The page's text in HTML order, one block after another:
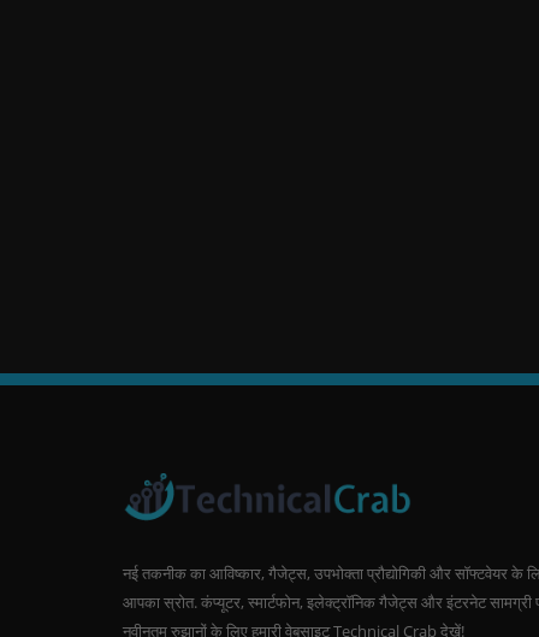
नई तकनीक का आविष्कार, गैजेट्स, उपभोक्ता प्रौद्योगिकी और सॉफ्टवेयर के
आपका स्रोत. कंप्यूटर, स्मार्टफोन, इलेक्ट्रॉनिक गैजेट्स और इंटरनेट सामग्री
नवीनतम रुझानों के लिए हमारी वेबसाइट Technical Crab देखें!